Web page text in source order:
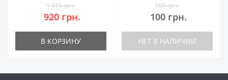
1 315 грн.
920 грн.
В КОРЗИНУ
505 грн.
100 грн.
НЕТ В НАЛИЧИИ